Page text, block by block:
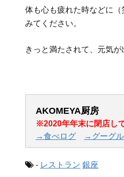
体も心も疲れた時などに（
みてください。
きっと満たされて、元気が
AKOMEYA厨房
※2020年年末に閉店し
→食べログ
→グーグ
- レストラン 銀座